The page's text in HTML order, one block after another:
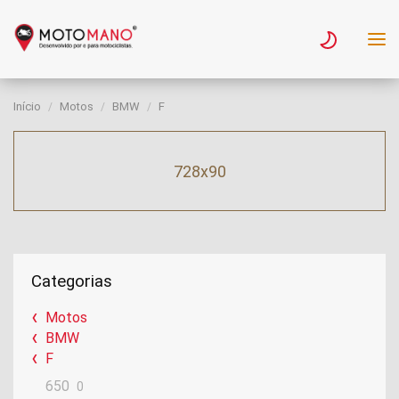
Início Motos BMW F
728x90
Categorias
Motos
BMW
F
650
0